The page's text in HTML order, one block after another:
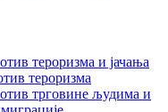
тероризма и јачања
тероризма
трговине људима и